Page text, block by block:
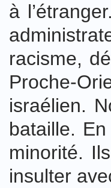
à
racisme,
Proche-
israélien.
bataille.
minorité.
insulter